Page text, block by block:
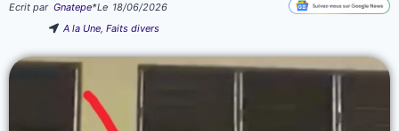
Ecrit par Gnatepe*Le 18/06/2026
A la Une,Faits divers